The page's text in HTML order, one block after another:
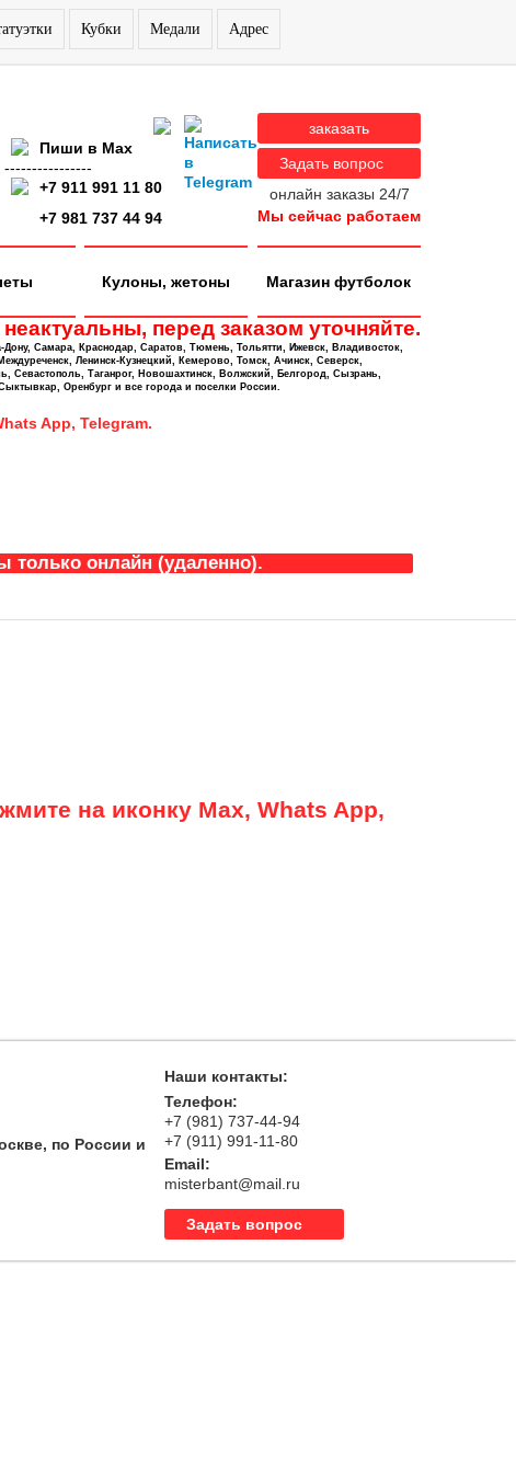
Кубки Медали Адрес
Пиши в Max
----------------
+7 911 991 11 80
+7 981 737 44 94
заказать
Задать вопрос
онлайн заказы 24/7
Мы сейчас работаем
Магазин футболок
Кулоны, жетоны
перед заказом уточняйте.
Самара, Краснодар, Саратов, Тюмень, Тольятти, Ижевск, Владивосток,
Ленинск-Кузнецкий, Кемерово, Томск, Ачинск, Северск,
Севастополь, Таганрог, Новошахтинск, Волжский, Белгород, Сызрань,
Оренбург и все города и поселки России.
App, Telegram.
только онлайн (удаленно).
на иконку Max, Whats App,
по России и
Наши контакты:
Телефон:
+7 (981) 737-44-94
+7 (911) 991-11-80
Email:
misterbant@mail.ru
Задать вопрос